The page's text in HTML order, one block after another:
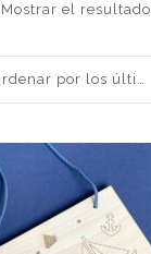
Mostrar el resultado
Ordenar por los últimos